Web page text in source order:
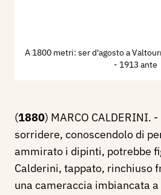
A 1800 metri: ser d'agosto a
- 1913 ante
(1880) MARCO CALDERINI.
sorridere, conoscendolo di
ammirato i dipinti, potrebbe
Calderini, tappato, rinchiuso
una cameraccia imbiancata